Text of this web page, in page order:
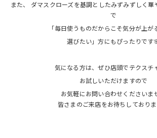
また、 ダマスクローズを基調としたみずみずしく華
で
「毎日使うものだからこそ気分が上が
選びたい」方にもぴったりです
気になる方は、ぜひ店頭でテクスチ
お試しいただけますので
お気軽にお問い合わせくださいま
皆さまのご来店をお待ちしており